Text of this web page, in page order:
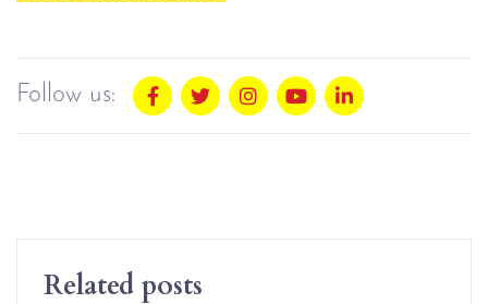
Follow us:
Related posts